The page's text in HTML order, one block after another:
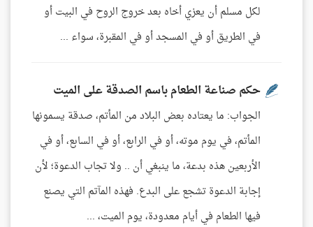
لكل مسلم أن يعزي أخاه بعد خروج الروح في البيت أو
في الطريق أو في المسجد أو في المقبرة، سواء ...
حكم صناعة الطعام باسم الصدقة على الميت
الجواب: ما يعتاده بعض البلاد من المأتم، صدقة يسمونها
المأتم، في يوم موته، أو في الرابع، أو في السابع، أو في
الأربعين هذه بدعة، ما ينبغي أن .. ولا تجاب الدعوة؛ لأن
إجابة الدعوة تشجع على البدع. فهذه المآتم التي يصنع
فيها الطعام في أيام معدودة، يوم الميت، ...